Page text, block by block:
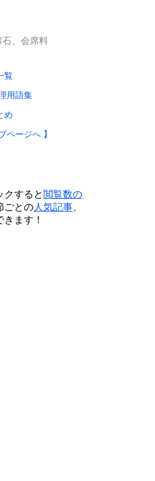
石、会席料
覧
用語集
め
ページへ 】
クすると 閲覧数の
ごとの人気記事
ます！